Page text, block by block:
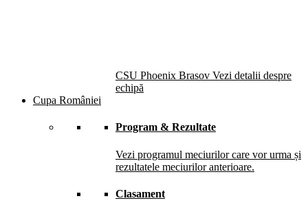
CSU Phoenix Brasov Vezi detalii despre
echipă
Cupa României
Program & Rezultate
Vezi programul meciurilor care vor urma și
rezultatele meciurilor anterioare.
Clasament